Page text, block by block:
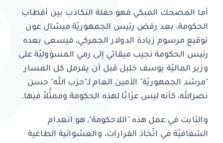
أما المضحك المبكي فهو حفلة التكاذب بين أقطاب
الحكومة، بعد رفض رئيس الجمهوريّة ميشال عون
توقيع مرسوم زيادة الدولار الجمركي، فيسعى بعده
رئيس الحكومة نجيب ميقاتي إلى رمي المسؤوليّة على
وزير الماليّة يوسف خليل قبل أن يفرمل كل المسار
"مرشد الجمهوريّة" الأمين العام لـ"حزب الله" حسن
نصرالله، كأنه ليس عرّابًا لهذه الحكومة وممثَّلاً فيها.
والثابت في عمل هذه "اللاحكومة"، هو انعدام
الشفافيّة في اتّخاذ القرارات، والعشوائية الطاغية